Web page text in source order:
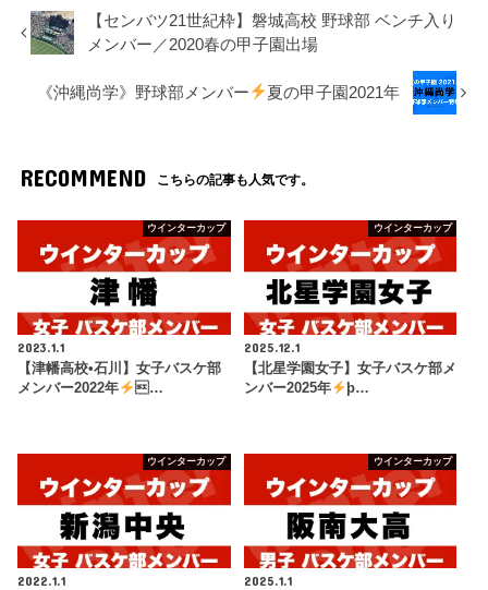
【センバツ21世紀枠】磐城高校 野球部 ベンチ入り
メンバー／2020春の甲子園出場
《沖縄尚学》野球部メンバー 夏の甲子園2021年
RECOMMEND こちらの記事も人気です。
ウインターカップ
2023.1.1
【津幡高校•石川】女子バスケ部
メンバー2022年
…
ウインターカップ
2025.12.1
【北星学園女子】女子バスケ部メ
ンバー2025年
þ…
ウインターカップ
2022.1.1
ウインターカップ
2025.1.1